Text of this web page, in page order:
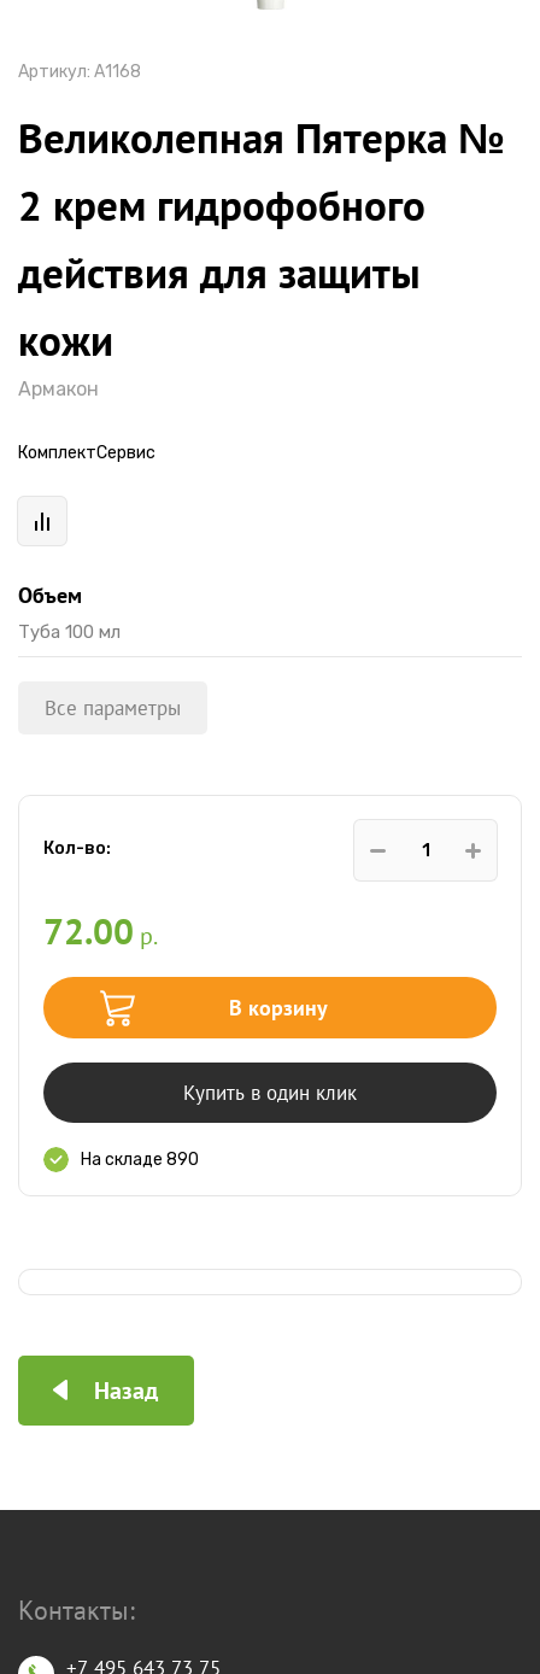
Артикул: А1168
Великолепная Пятерка №
2 крем гидрофобного
действия для защиты
кожи
Армакон
КомплектСервис
Объем
Туба 100 мл
Все параметры
Кол-во:
72.00 р.
В корзину
Купить в один клик
На складе 890
Назад
Контакты:
+7 495 643 73 75